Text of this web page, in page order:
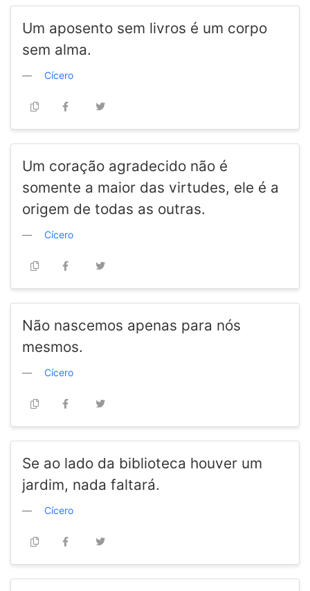
Um aposento sem livros é um corpo
sem alma.
Cícero
Um coração agradecido não é
somente a maior das virtudes, ele é a
origem de todas as outras.
Cícero
Não nascemos apenas para nós
mesmos.
Cícero
Se ao lado da biblioteca houver um
jardim, nada faltará.
Cícero